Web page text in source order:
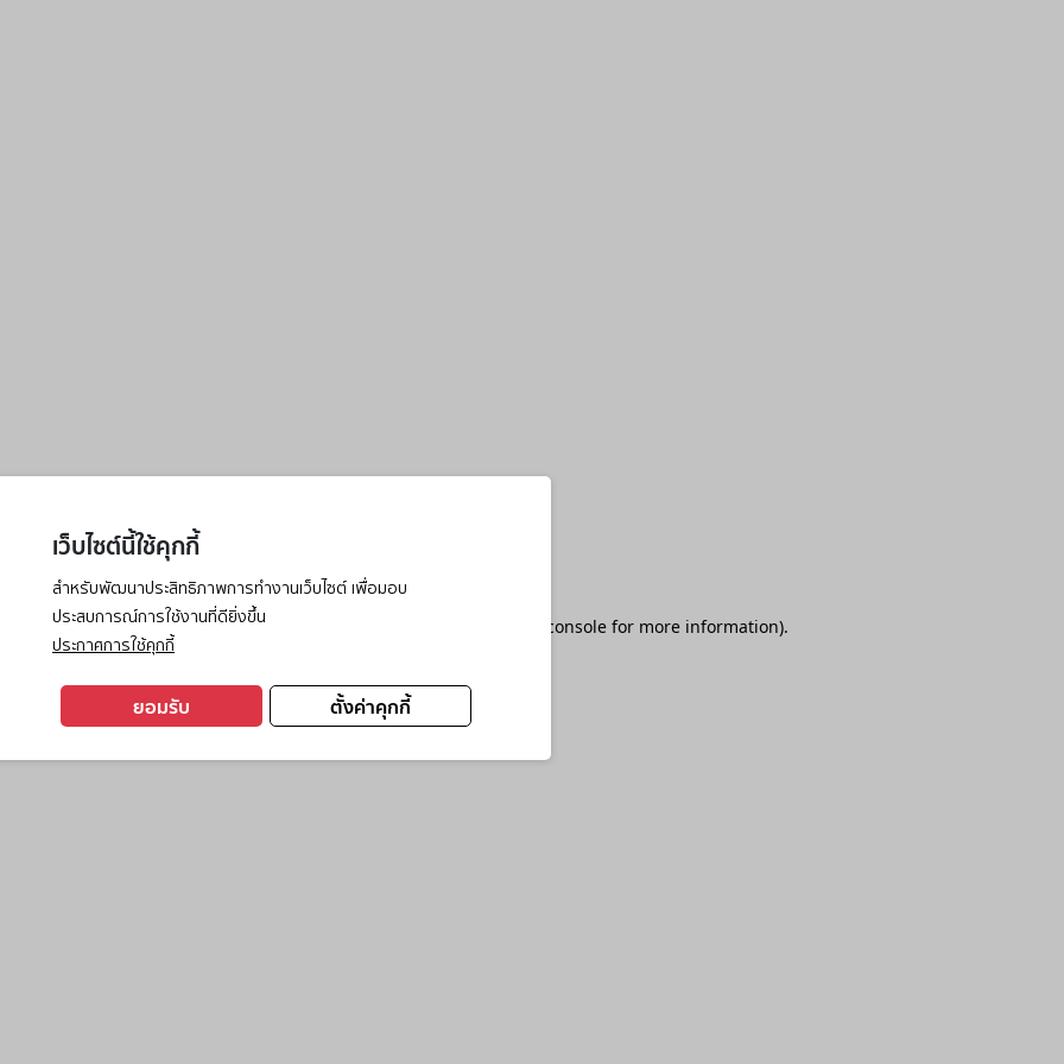
เว็บไซต์นี้ใช้คุกกี้
สำหรับพัฒนาประสิทธิภาพการทำงานเว็บไซต์ เพื่อมอบ
ประสบการณ์การใช้งานที่ดียิ่งขึ้น
ประกาศการใช้คุกกี้
ตั้งค่าคุกกี้
ยอมรับ
has occurred while loading browser console for more information).